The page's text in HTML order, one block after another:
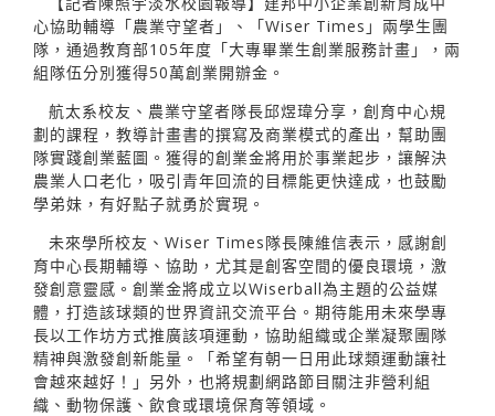
心協助輔導「農業守望者」、「Wiser Times」兩學生團
隊，通過教育部105年度「大專畢業生創業服務計畫」，兩
組隊伍分別獲得50萬創業開辦金。
航太系校友、農業守望者隊長邱煜瑋分享，創育中心規
劃的課程，教導計畫書的撰寫及商業模式的產出，幫助團
隊實踐創業藍圖。獲得的創業金將用於事業起步，讓解決
農業人口老化，吸引青年回流的目標能更快達成，也鼓勵
學弟妹，有好點子就勇於實現。
未來學所校友、Wiser Times隊長陳維信表示，感謝創
育中心長期輔導、協助，尤其是創客空間的優良環境，激
發創意靈感。創業金將成立以Wiserball為主題的公益媒
體，打造該球類的世界資訊交流平台。期待能用未來學專
長以工作坊方式推廣該項運動，協助組織或企業凝聚團隊
精神與激發創新能量。「希望有朝一日用此球類運動讓社
會越來越好！」另外，也將規劃網路節目關注非營利組
織、動物保護、飲食或環境保育等領域。